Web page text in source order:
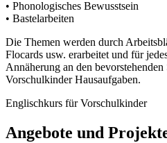
• Phonologisches Bewusstsein
• Bastelarbeiten
Die Themen werden durch
Flocards usw. erarbeitet und für
Annäherung an den
Vorschulkinder Hausaufgaben.
Englischkurs für Vorschulkinder
Angebote und